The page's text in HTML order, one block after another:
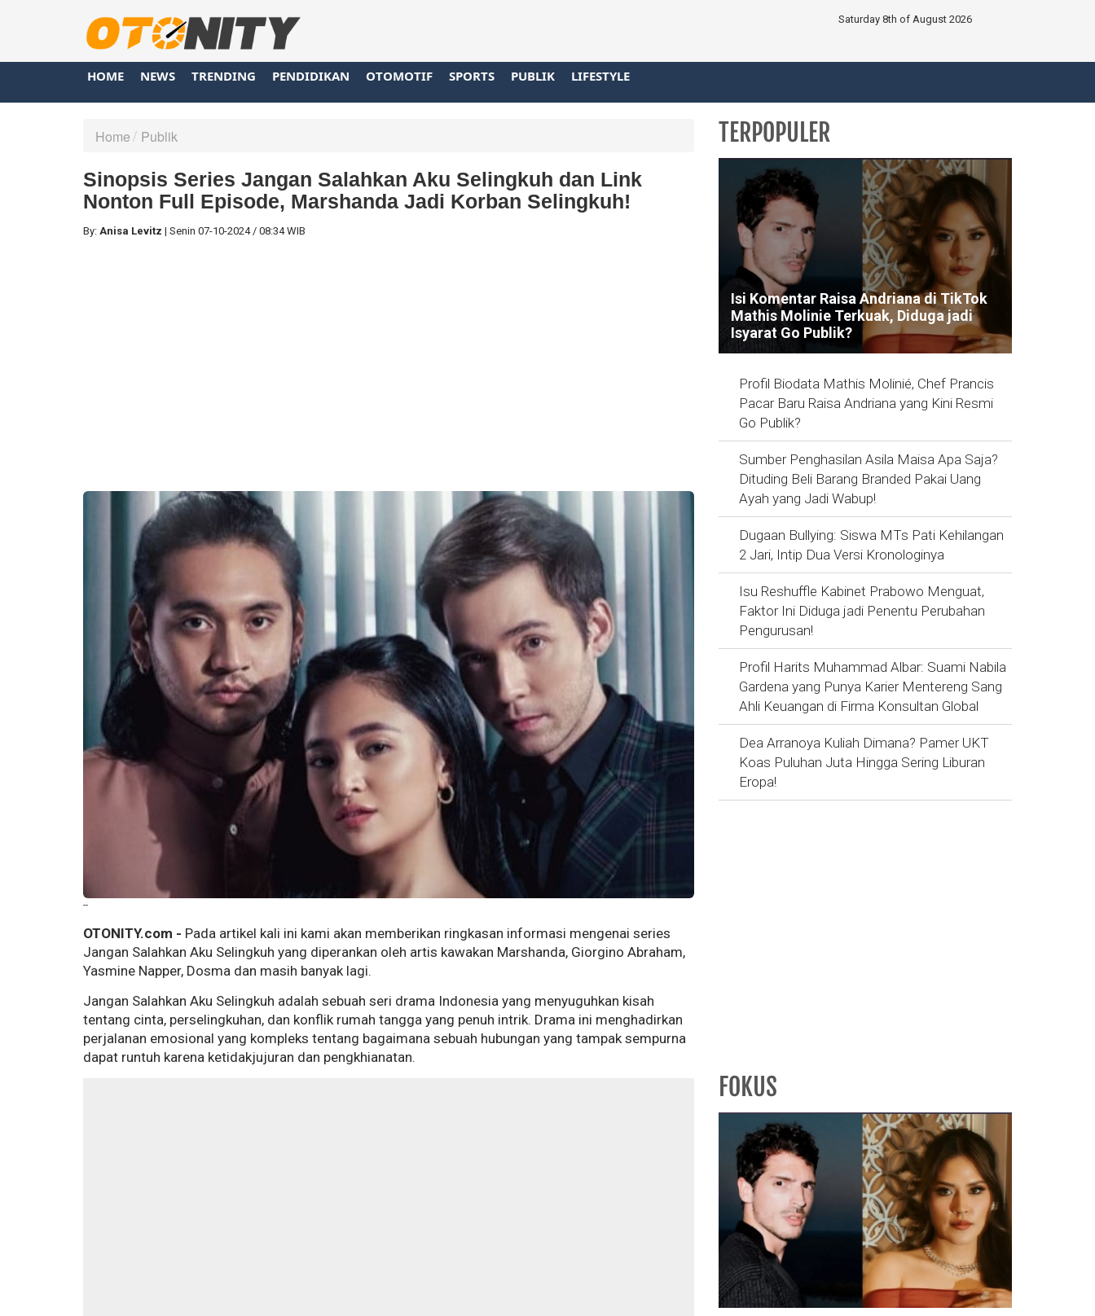
Saturday 8th of August 2026
HOME NEWS TRENDING PENDIDIKAN OTOMOTIF SPORTS PUBLIK LIFESTYLE
Home Publik
Sinopsis Series Jangan Salahkan Aku Selingkuh dan Link
Nonton Full Episode, Marshanda Jadi Korban Selingkuh!
By: Anisa Levitz | Senin 07-10-2024 / 08:34 WIB
--
OTONITY.com - Pada artikel kali ini kami akan memberikan ringkasan informasi mengenai series
Jangan Salahkan Aku Selingkuh yang diperankan oleh artis kawakan Marshanda, Giorgino Abraham,
Yasmine Napper, Dosma dan masih banyak lagi.
Jangan Salahkan Aku Selingkuh adalah sebuah seri drama Indonesia yang menyuguhkan kisah
tentang cinta, perselingkuhan, dan konflik rumah tangga yang penuh intrik. Drama ini menghadirkan
perjalanan emosional yang kompleks tentang bagaimana sebuah hubungan yang tampak sempurna
dapat runtuh karena ketidakjujuran dan pengkhianatan.
TERPOPULER
Isi Komentar Raisa Andriana di TikTok
Mathis Molinie Terkuak, Diduga jadi
Isyarat Go Publik?
Profil Biodata Mathis Molinié, Chef Prancis
Pacar Baru Raisa Andriana yang Kini Resmi
Go Publik?
Sumber Penghasilan Asila Maisa Apa Saja?
Dituding Beli Barang Branded Pakai Uang
Ayah yang Jadi Wabup!
Dugaan Bullying: Siswa MTs Pati Kehilangan
2 Jari, Intip Dua Versi Kronologinya
Isu Reshuffle Kabinet Prabowo Menguat,
Faktor Ini Diduga jadi Penentu Perubahan
Pengurusan!
Profil Harits Muhammad Albar: Suami Nabila
Gardena yang Punya Karier Mentereng Sang
Ahli Keuangan di Firma Konsultan Global
Dea Arranoya Kuliah Dimana? Pamer UKT
Koas Puluhan Juta Hingga Sering Liburan
Eropa!
FOKUS